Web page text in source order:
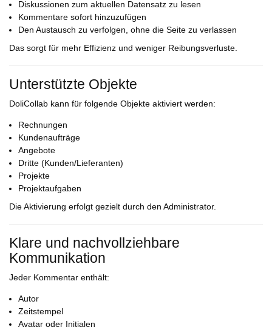
Diskussionen zum aktuellen Datensatz zu lesen
Kommentare sofort hinzuzufügen
Den Austausch zu verfolgen, ohne die Seite zu verlassen
Das sorgt für mehr Effizienz und weniger Reibungsverluste.
Unterstützte Objekte
DoliCollab kann für folgende Objekte aktiviert werden:
Rechnungen
Kundenaufträge
Angebote
Dritte (Kunden/Lieferanten)
Projekte
Projektaufgaben
Die Aktivierung erfolgt gezielt durch den Administrator.
Klare und nachvollziehbare
Kommunikation
Jeder Kommentar enthält:
Autor
Zeitstempel
Avatar oder Initialen